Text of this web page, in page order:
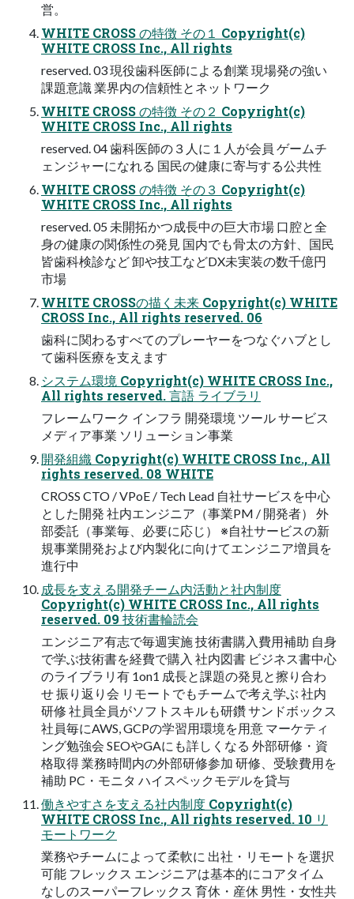
営。
WHITE CROSS の特徴 その１ Copyright(c)
WHITE CROSS Inc., All rights
reserved. 03 現役⻭科医師による創業 現場発の強い
課題意識 業界内の信頼性とネットワーク
WHITE CROSS の特徴 その２ Copyright(c)
WHITE CROSS Inc., All rights
reserved. 04 ⻭科医師の３⼈に１⼈が会員 ゲームチ
ェンジャーになれる 国⺠の健康に寄与する公共性
WHITE CROSS の特徴 その３ Copyright(c)
WHITE CROSS Inc., All rights
reserved. 05 未開拓かつ成⻑中の巨⼤市場 ⼝腔と全
⾝の健康の関係性の発⾒ 国内でも⾻太の⽅針、国⺠
皆⻭科検診など 卸や技⼯などDX未実装の数千億円
市場
WHITE CROSSの描く未来 Copyright(c) WHITE
CROSS Inc., All rights reserved. 06
⻭科に関わるすべてのプレーヤーをつなぐハブとし
て⻭科医療を⽀えます
システム環境 Copyright(c) WHITE CROSS Inc.,
All rights reserved. 言語 ライブラリ
フレームワーク インフラ 開発環境 ツール サービス
メディア事業 ソリューション事業
開発組織 Copyright(c) WHITE CROSS Inc., All
rights reserved. 08 WHITE
CROSS CTO / VPoE / Tech Lead 自社サービスを中心
とした開発 社内エンジニア（事業PM / 開発者） 外
部委託（事業毎、必要に応じ） ※自社サービスの新
規事業開発および内製化に向けてエンジニア増員を
進行中
成長を支える開発チーム内活動と社内制度
Copyright(c) WHITE CROSS Inc., All rights
reserved. 09 技術書輪読会
エンジニア有志で毎週実施 技術書購入費用補助 自身
で学ぶ技術書を経費で購入 社内図書 ビジネス書中心
のライブラリ有 1on1 成長と課題の発見と擦り合わ
せ 振り返り会 リモートでもチームで考え学ぶ 社内
研修 社員全員がソフトスキルも研鑽 サンドボックス
社員毎にAWS, GCPの学習用環境を用意 マーケティ
ング勉強会 SEOやGAにも詳しくなる 外部研修・資
格取得 業務時間内の外部研修参加 研修、受験費用を
補助 PC・モニタ ハイスペックモデルを貸与
働きやすさを支える社内制度 Copyright(c)
WHITE CROSS Inc., All rights reserved. 10 リ
モートワーク
業務やチームによって柔軟に 出社・リモートを選択
可能 フレックス エンジニアは基本的にコアタイム
なしのスーパーフレックス 育休・産休 男性・女性共